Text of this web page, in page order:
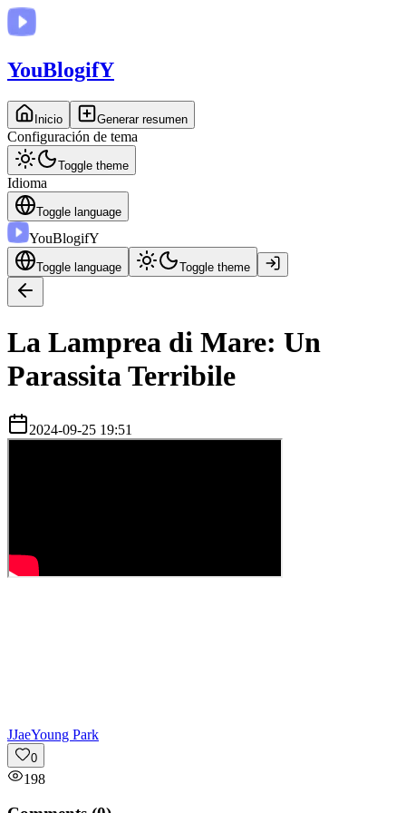
YouBlogifY
Inicio Generar resumen
Configuración de tema
Toggle theme
Idioma
Toggle language
YouBlogifY
Toggle language Toggle theme
La Lamprea di Mare: Un
Parassita Terribile
2024-09-25 19:51
JJaeYoung Park
0
198